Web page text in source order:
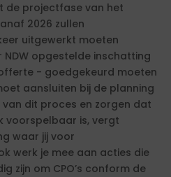
de projectfase van het
2026 zullen
uitgewerkt moeten
opgestelde inschatting
- goedgekeurd moeten
aansluiten bij de planning
van dit proces en zorgen dat
voorspelbaar is, vergt
waar jij voor
werk je mee aan acties die
zijn om CPO’s conform de